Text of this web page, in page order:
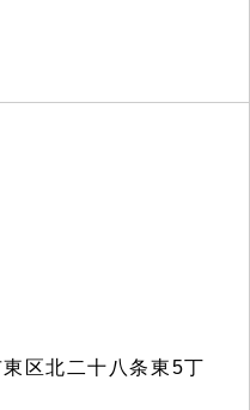
区北二十八条東5丁